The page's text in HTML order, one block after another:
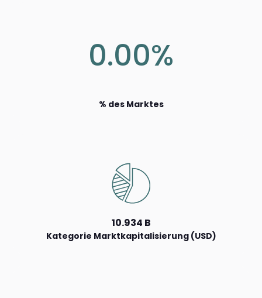
0.00%
% des Marktes
10.934 B
Kategorie Marktkapitalisierung (USD)